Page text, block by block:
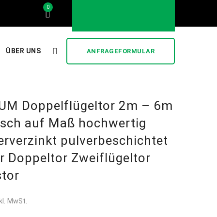
0
ÜBER UNS ANFRAGEFORMULAR
Doppelflügeltor 2m – 6m
auf Maß hochwertig
pulverbeschichtet
Doppeltor Zweiflügeltor
MwSt.